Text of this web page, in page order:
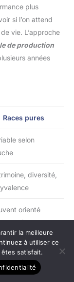
plus
si l’on attend
vie. L’approche
de production
années
Races pures
selon
diversité,
orienté
il reste à comparer
la meilleure
à utiliser ce
satisfait.